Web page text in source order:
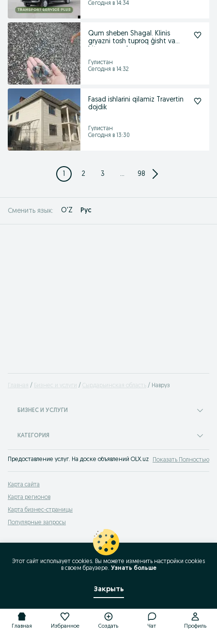
Сегодня в 14:34
Qum sheben Shagal. Klinis
gryazni tosh tuproq ģisht va
Гулистан
Сегодня в 14:32
Fasad ishlarini qilamiz Travertin
dojdik
Гулистан
Сегодня в 13:30
1 2 3 ... 98
Сменить язык: O'Z Рус
Главная Бизнес и услуги Сырдарьинская область Навруз
БИЗНЕС И УСЛУГИ
КАТЕГОРИЯ
Предоставление услуг. На доске объявлений OLX.uz Навруз легко и
Показать Полностью
Карта сайта
Карта регионов
Карта бизнес-страницы
Популярные запросы
Главная Избранное Создать Чат Профиль
Этот сайт использует cookies. Вы можете изменить настройки cookies
в своeм браузере. Узнать больше
Закрыть